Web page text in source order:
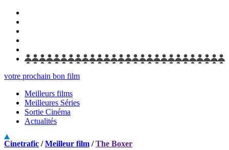
votre prochain bon film
Meilleurs films
Meilleures Séries
Sortie Cinéma
Actualités
Cinetrafic /Meilleur film /The Boxer